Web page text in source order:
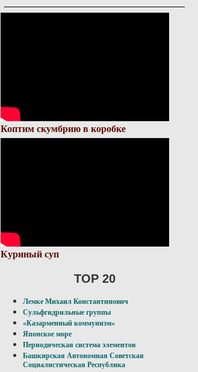
Коптим скумбрию в коробке
Куриный суп
TOP 20
Лемке Михаил Константинович
Сульфгидрильные группы
«Казарменный коммунизм»
Японское море
Периодическая система элементов
Башкирская Автономная Советская
Социалистическая Республика